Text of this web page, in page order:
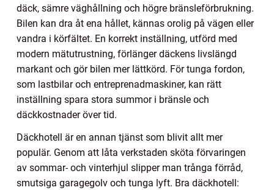
däck, sämre väghållning och högre bränsleförbrukning.
Bilen kan dra åt ena hållet, kännas orolig på vägen eller
vandra i körfältet. En korrekt inställning, utförd med
modern mätutrustning, förlänger däckens livslängd
markant och gör bilen mer lättkörd. För tunga fordon,
som lastbilar och entreprenadmaskiner, kan rätt
inställning spara stora summor i bränsle och
däckkostnader över tid.
Däckhotell är en annan tjänst som blivit allt mer
populär. Genom att låta verkstaden sköta förvaringen
av sommar- och vinterhjul slipper man trånga förråd,
smutsiga garagegolv och tunga lyft. Bra däckhotell: